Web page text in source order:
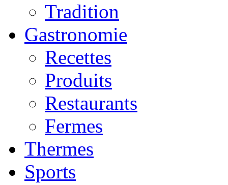
Tradition
Gastronomie
Recettes
Produits
Restaurants
Fermes
Thermes
Sports